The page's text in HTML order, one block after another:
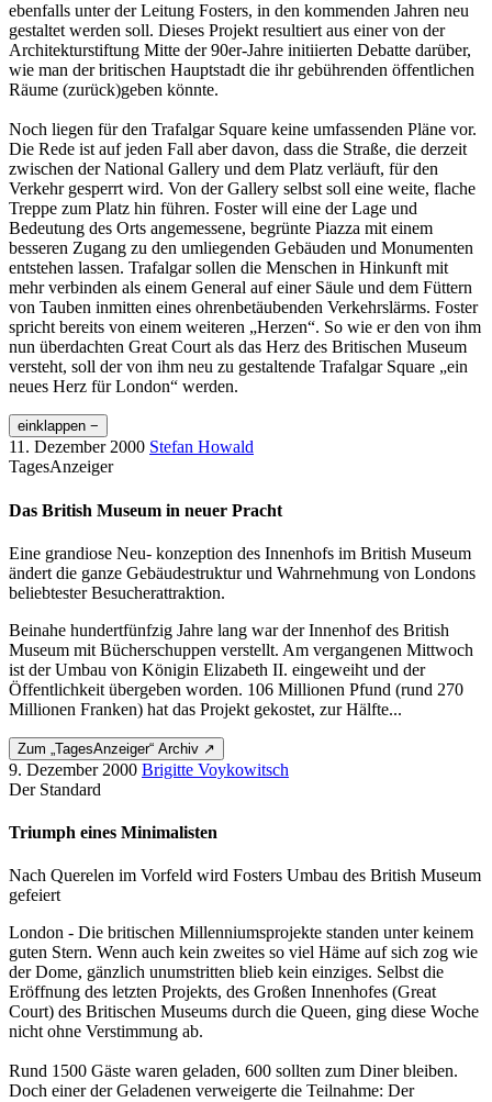
ebenfalls unter der Leitung Fosters, in den kommenden Jahren neu
gestaltet werden soll. Dieses Projekt resultiert aus einer von der
Architekturstiftung Mitte der 90er-Jahre initiierten Debatte darüber,
wie man der britischen Hauptstadt die ihr gebührenden öffentlichen
Räume (zurück)geben könnte.
Noch liegen für den Trafalgar Square keine umfassenden Pläne vor.
Die Rede ist auf jeden Fall aber davon, dass die Straße, die derzeit
zwischen der National Gallery und dem Platz verläuft, für den
Verkehr gesperrt wird. Von der Gallery selbst soll eine weite, flache
Treppe zum Platz hin führen. Foster will eine der Lage und
Bedeutung des Orts angemessene, begrünte Piazza mit einem
besseren Zugang zu den umliegenden Gebäuden und Monumenten
entstehen lassen. Trafalgar sollen die Menschen in Hinkunft mit
mehr verbinden als einem General auf einer Säule und dem Füttern
von Tauben inmitten eines ohrenbetäubenden Verkehrslärms. Foster
spricht bereits von einem weiteren „Herzen“. So wie er den von ihm
nun überdachten Great Court als das Herz des Britischen Museum
versteht, soll der von ihm neu zu gestaltende Trafalgar Square „ein
neues Herz für London“ werden.
einklappen −
11. Dezember 2000 Stefan Howald
TagesAnzeiger
Das British Museum in neuer Pracht
Eine grandiose Neu- konzeption des Innenhofs im British Museum
ändert die ganze Gebäudestruktur und Wahrnehmung von Londons
beliebtester Besucherattraktion.
Beinahe hundertfünfzig Jahre lang war der Innenhof des British
Museum mit Bücherschuppen verstellt. Am vergangenen Mittwoch
ist der Umbau von Königin Elizabeth II. eingeweiht und der
Öffentlichkeit übergeben worden. 106 Millionen Pfund (rund 270
Millionen Franken) hat das Projekt gekostet, zur Hälfte...
Zum „TagesAnzeiger“ Archiv ↗
9. Dezember 2000 Brigitte Voykowitsch
Der Standard
Triumph eines Minimalisten
Nach Querelen im Vorfeld wird Fosters Umbau des British Museum
gefeiert
London - Die britischen Millenniumsprojekte standen unter keinem
guten Stern. Wenn auch kein zweites so viel Häme auf sich zog wie
der Dome, gänzlich unumstritten blieb kein einziges. Selbst die
Eröffnung des letzten Projekts, des Großen Innenhofes (Great
Court) des Britischen Museums durch die Queen, ging diese Woche
nicht ohne Verstimmung ab.
Rund 1500 Gäste waren geladen, 600 sollten zum Diner bleiben.
Doch einer der Geladenen verweigerte die Teilnahme: Der